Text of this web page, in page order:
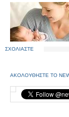
ΣΧΟΛΙΑΣΤΕ
ΑΚΟΛΟΥΘΗΣΤΕ ΤΟ